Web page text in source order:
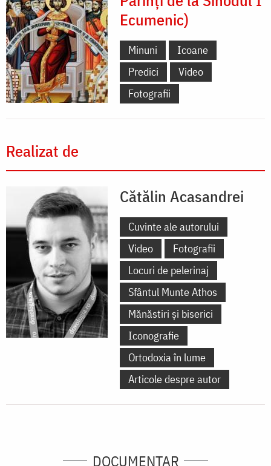
Ecumenic)
Minuni
Icoane
Predici
Video
Fotografii
Realizat de
Cătălin Acasandrei
Cuvinte ale autorului
Video
Fotografii
Locuri de pelerinaj
Sfântul Munte Athos
Mănăstiri și biserici
Iconografie
Ortodoxia în lume
Articole despre autor
DOCUMENTAR